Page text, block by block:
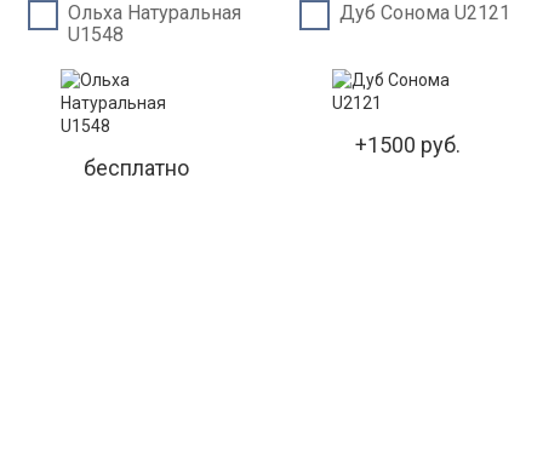
Ольха Натуральная
U1548
бесплатно
Дуб Сонома U2121
+1500 руб.